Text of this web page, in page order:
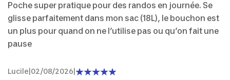
Poche super pratique pour des randos en journée. Se
glisse parfaitement dans mon sac (18L), le bouchon est
un plus pour quand on ne l’utilise pas ou qu’on fait une
pause
Lucile 02/08/2026